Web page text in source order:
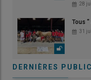
28
Tous
31
DERNIÈRES